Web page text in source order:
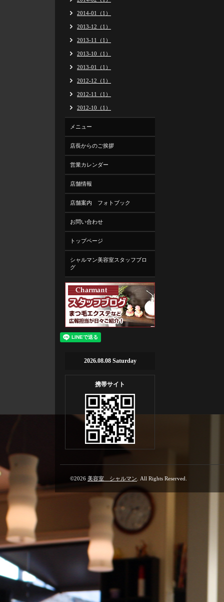
2014-01（1）
2013-12（1）
2013-11（1）
2013-10（1）
2013-01（1）
2012-12（1）
2012-11（1）
2012-10（1）
メニュー
店長からのご挨拶
営業カレンダー
店舗情報
店舗案内 フォトブック
お問い合わせ
トップページ
シャルマン美容室スタッフブロ
グ
2026.08.08 Saturday
携帯サイト
©2026 美容室 シャルマン . All Rights Reserved.